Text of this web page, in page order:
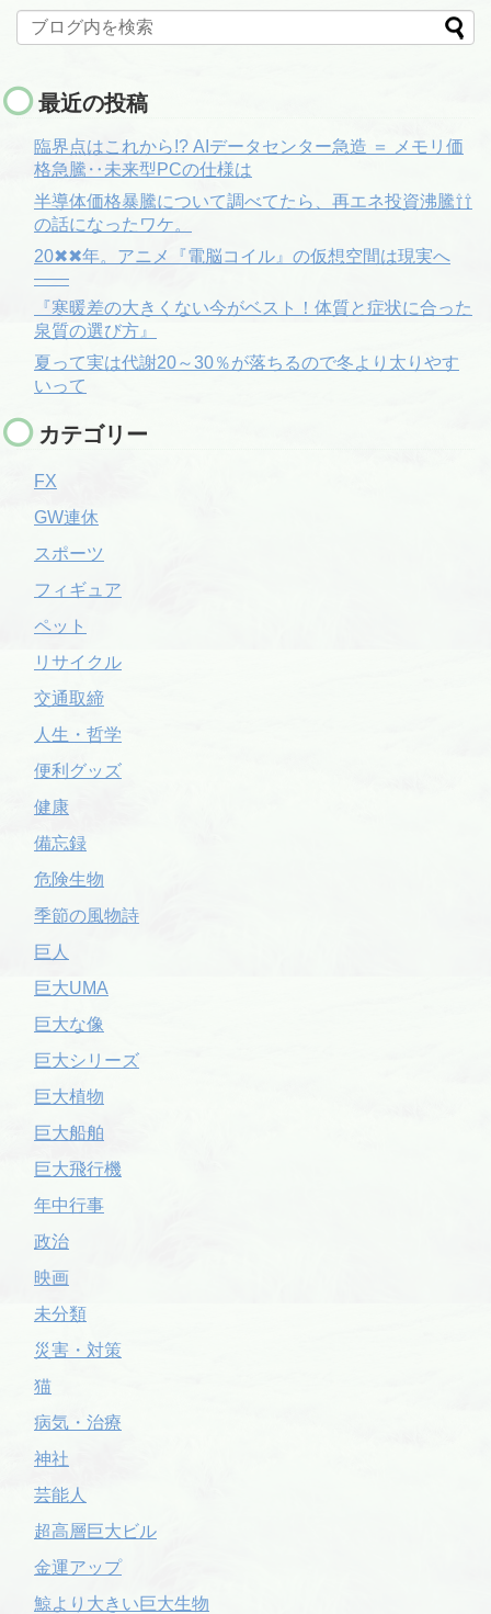
最近の投稿
臨界点はこれから!? AIデータセンター急造 ＝ メモリ価
格急騰‥未来型PCの仕様は
半導体価格暴騰について調べてたら、再エネ投資沸騰⇧⇧
の話になったワケ。
20✖✖年。アニメ『電脳コイル』の仮想空間は現実へ
――
『寒暖差の大きくない今がベスト！体質と症状に合った
泉質の選び方』
夏って実は代謝20～30％が落ちるので冬より太りやす
いって
カテゴリー
FX
GW連休
スポーツ
フィギュア
ペット
リサイクル
交通取締
人生・哲学
便利グッズ
健康
備忘録
危険生物
季節の風物詩
巨人
巨大UMA
巨大な像
巨大シリーズ
巨大植物
巨大船舶
巨大飛行機
年中行事
政治
映画
未分類
災害・対策
猫
病気・治療
神社
芸能人
超高層巨大ビル
金運アップ
鯨より大きい巨大生物